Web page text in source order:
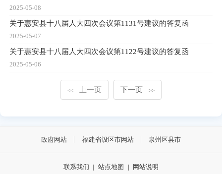
2025-05-08
关于惠安县十八届人大四次会议第1131号建议的答复函
2025-05-07
关于惠安县十八届人大四次会议第1122号建议的答复函
2025-05-06
<< 上一页 下一页 >>
政府网站 福建省设区市网站 泉州区县市
联系我们 | 站点地图 | 网站说明